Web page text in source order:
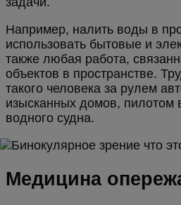
Например, налить воды в
использовать бытовые и
также любая работа,
объектов в пространстве.
такого человека за рулем
изысканных домов, пилотом
водного судна.
Медицина